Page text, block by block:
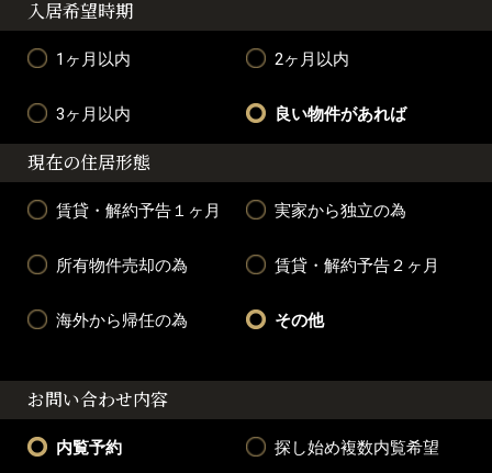
入居希望時期
1ヶ月以内 2ヶ月以内
3ヶ月以内 良い物件があれば
現在の住居形態
賃貸・解約予告１ヶ月 実家から独立の為
所有物件売却の為 賃貸・解約予告２ヶ月
海外から帰任の為 その他
お問い合わせ内容
内覧予約 探し始め複数内覧希望